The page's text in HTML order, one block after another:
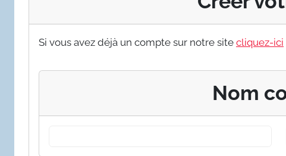
Si vous avez déjà un compte sur notre site cliquez-ici
Nom